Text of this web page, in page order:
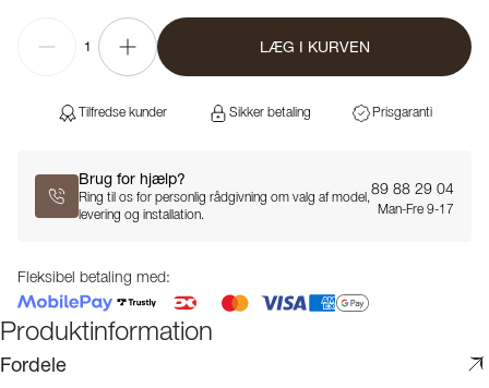
1 LÆG I KURVEN
Tilfredse kunder Sikker betaling Prisgaranti
Brug for hjælp?
Ring til os for personlig rådgivning om valg af model,
levering og installation.
89 88 29 04
Man-Fre 9-17
Fleksibel betaling med:
Produktinformation
Fordele